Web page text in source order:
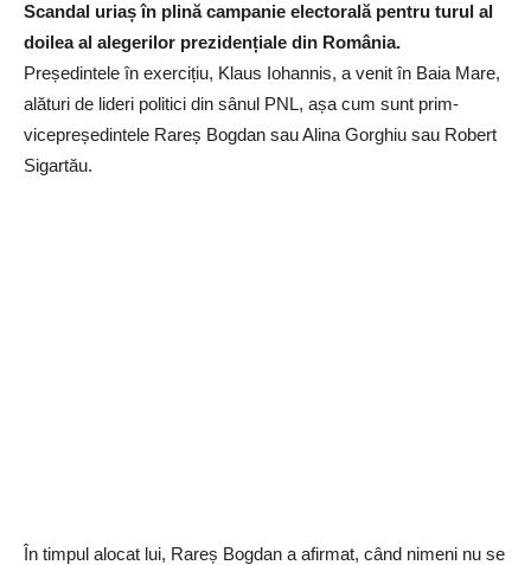
Scandal uriaș în plină campanie electorală pentru turul al
doilea al alegerilor prezidențiale din România.
Președintele în exercițiu, Klaus Iohannis, a venit în Baia Mare,
alături de lideri politici din sânul PNL, așa cum sunt prim-
vicepreședintele Rareș Bogdan sau Alina Gorghiu sau Robert
Sigartău.
În timpul alocat lui, Rareș Bogdan a afirmat, când nimeni nu se